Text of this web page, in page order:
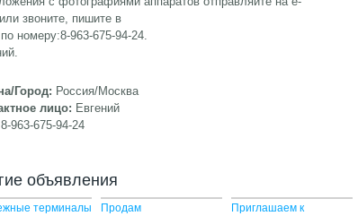
звоните, пишите в
номеру:8-963-675-94-24.
Город: Россия/Москва
лицо: Евгений
8-963-675-94-24
объявления
терминалы
Продам
Приглашаем к